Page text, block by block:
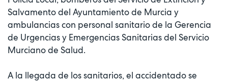
Salvamento del Ayuntamiento de Murcia y
ambulancias con personal sanitario de la Gerencia
de Urgencias y Emergencias Sanitarias del Servicio
Murciano de Salud.
A la llegada de los sanitarios, el accidentado se